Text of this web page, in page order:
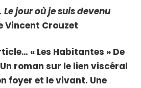
Le jour où je suis devenu
Vincent Crouzet
« Les Habitantes » De
roman sur le lien viscéral
foyer et le vivant. Une